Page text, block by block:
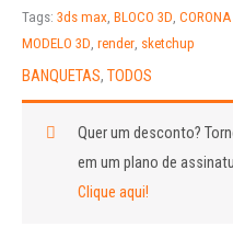
out
Tags: 3ds max BLOCO 3D CORONA
MODELO 3D render sketchup
BANQUETAS, TODOS
Quer um desconto?
em um plano de
Clique aqui!